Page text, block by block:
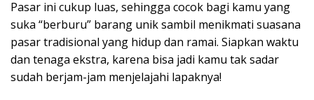
Pasar ini cukup luas, sehingga cocok bagi kamu yang
suka “berburu” barang unik sambil menikmati suasana
pasar tradisional yang hidup dan ramai. Siapkan waktu
dan tenaga ekstra, karena bisa jadi kamu tak sadar
sudah berjam-jam menjelajahi lapaknya!